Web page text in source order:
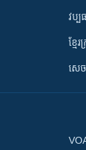
វប្ប
ខ្មែ
សេ